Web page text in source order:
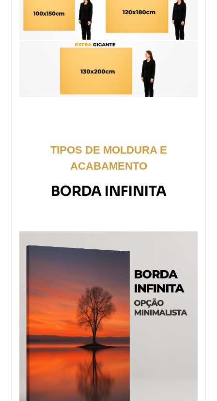
TIPOS DE MOLDURA E
ACABAMENTO
BORDA INFINITA